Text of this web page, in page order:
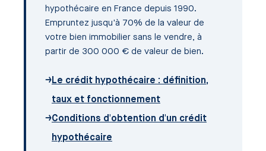
hypothécaire en France depuis 1990.
Empruntez jusqu'à 70% de la valeur de
votre bien immobilier sans le vendre, à
partir de 300 000 € de valeur de bien.
→Le crédit hypothécaire : définition,
taux et fonctionnement
→Conditions d'obtention d'un crédit
hypothécaire